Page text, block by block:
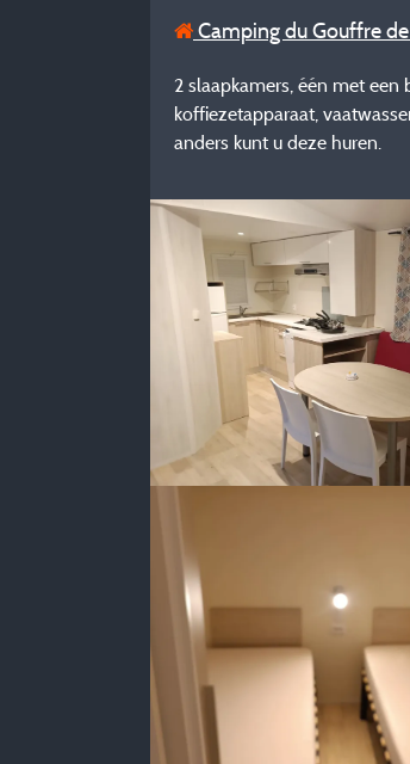
Camping du Gouffre
2 slaapkamers, één met
koffiezetapparaat,
anders kunt u deze huren.